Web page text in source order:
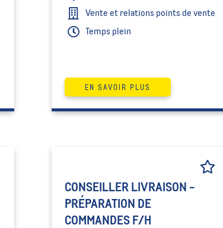
Temps plein
Vente et relations points de vente
EN SAVOIR PLUS
CONSEILLER LIVRAISON -
PRÉPARATION DE
COMMANDES F/H